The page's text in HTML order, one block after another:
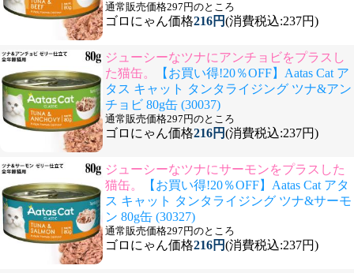
通常販売価格297円のところ
ゴロにゃん価格216円(消費税込:237円)
ジューシーなツナにアンチョビをプラスし
た猫缶。
【お買い得!20％OFF】Aatas Cat ア
タス キャット タンタライジング ツナ&アン
チョビ 80g缶 (30037)
通常販売価格297円のところ
ゴロにゃん価格216円(消費税込:237円)
ジューシーなツナにサーモンをプラスした
猫缶。
【お買い得!20％OFF】Aatas Cat アタ
ス キャット タンタライジング ツナ&サーモ
ン 80g缶 (30327)
通常販売価格297円のところ
ゴロにゃん価格216円(消費税込:237円)